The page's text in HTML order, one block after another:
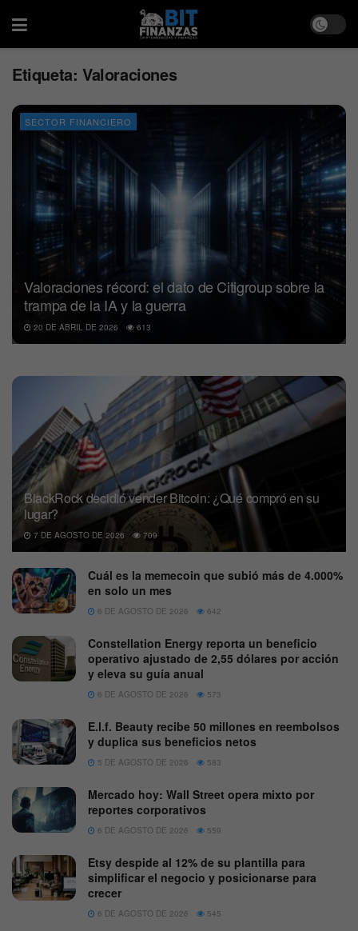
Etiqueta: Valoraciones
SECTOR FINANCIERO
Valoraciones récord: el dato de Citigroup sobre la
trampa de la IA y la guerra
20 DE ABRIL DE 2026 613
BlackRock decidió vender Bitcoin: ¿Qué compró en su
lugar?
7 DE AGOSTO DE 2026 709
Cuál es la memecoin que subió más de 4.000%
en solo un mes
6 DE AGOSTO DE 2026 642
Constellation Energy reporta un beneficio
operativo ajustado de 2,55 dólares por acción
y eleva su guía anual
6 DE AGOSTO DE 2026 573
E.l.f. Beauty recibe 50 millones en reembolsos
y duplica sus beneficios netos
5 DE AGOSTO DE 2026 583
Mercado hoy: Wall Street opera mixto por
reportes corporativos
6 DE AGOSTO DE 2026 559
Etsy despide al 12% de su plantilla para
simplificar el negocio y posicionarse para
crecer
6 DE AGOSTO DE 2026 545